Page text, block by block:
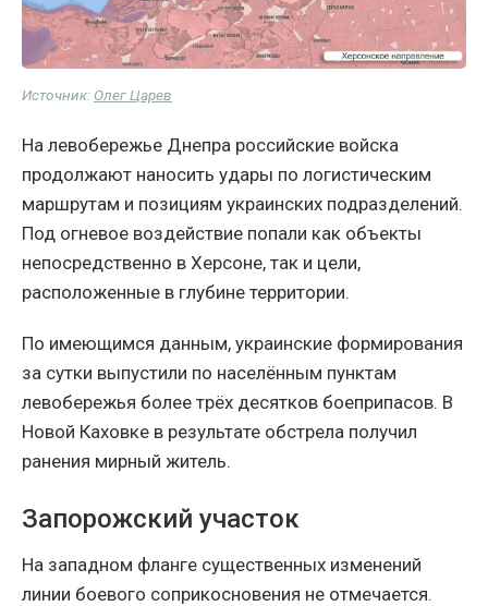
Источник: Олег Царев
На левобережье Днепра российские войска
продолжают наносить удары по логистическим
маршрутам и позициям украинских подразделений.
Под огневое воздействие попали как объекты
непосредственно в Херсоне, так и цели,
расположенные в глубине территории.
По имеющимся данным, украинские формирования
за сутки выпустили по населённым пунктам
левобережья более трёх десятков боеприпасов. В
Новой Каховке в результате обстрела получил
ранения мирный житель.
Запорожский участок
На западном фланге существенных изменений
линии боевого соприкосновения не отмечается.